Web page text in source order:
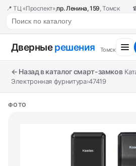
📍 ТЦ «Проспект»,пр. Ленина, 159, Томск
Дверныерешения Томск
← Назад в каталог смарт-замков
Электронная фурнитура›47419
ФОТО